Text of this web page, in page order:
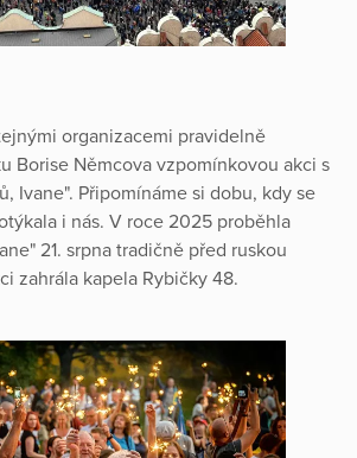
organizacemi pravidelně
Borise Němcova vzpomínkovou akci s
Ivane". Připomínáme si dobu, kdy se
i nás. V roce 2025 proběhla
21. srpna tradičně před ruskou
zahrála kapela Rybičky 48.